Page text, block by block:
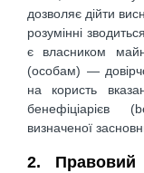
дозволяє дійти
розумінні
є власником
(особам) —
на користь
бенефіціарієв
визначеної
2. Правовий